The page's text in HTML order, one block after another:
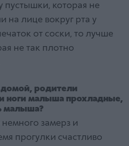
пустышки, которая не
на лице вокруг рта у
от соски, то лучше
не так плотно
домой, родители
ноги малыша прохладные,
малыша?
замерз и
прогулки счастливо